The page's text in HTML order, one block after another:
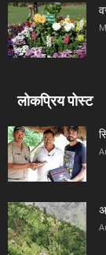
लोकप्रिय पोस्ट